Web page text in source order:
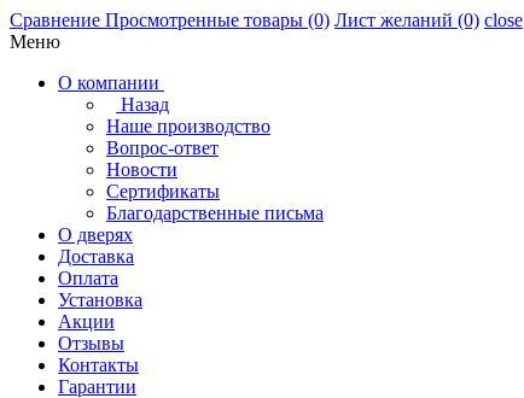
Сравнение Просмотренные товары (0) Лист желаний (0) close
Меню
О компании
Назад
Наше производство
Вопрос-ответ
Новости
Сертификаты
Благодарственные письма
О дверях
Доставка
Оплата
Установка
Акции
Отзывы
Контакты
Гарантии